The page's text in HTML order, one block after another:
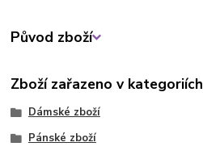
Původ zboží
Zboží zařazeno v kategoriích
Dámské zboží
Pánské zboží